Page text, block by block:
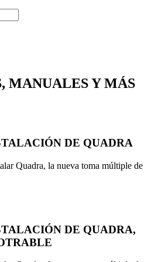
MANUALES Y MÁS
DE QUADRA
Quadra, la nueva toma múltiple de
DE QUADRA,